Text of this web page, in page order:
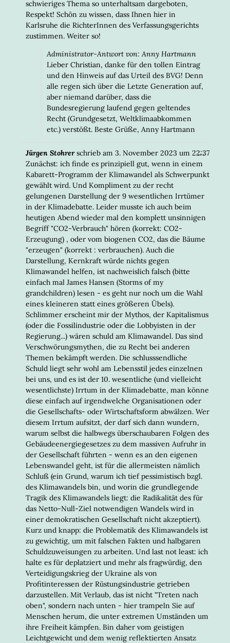
schwieriges Thema so unterhaltsam dargeboten,
Respekt! Schön zu wissen, dass Ihnen hier in
Karlsruhe die RichterInnen des Verfassungsgerichts
zustimmen. Weiter so!
Administrator-Antwort von: Anny Hartmann
Lieber Christian, danke für den tollen Eintrag
und den Hinweis auf das Urteil des BVG! Denn
alle regen sich über die Letzte Generation auf,
aber niemand darüber, dass die
Bundesregierung laufend gegen geltendes
Recht (Grundgesetzt, Weltklimaabkommen
etc.) verstößt. Beste Grüße, Anny Hartmann
Jürgen Stohrerschrieb am 3. November 2023 um 22:37
Zunächst: ich finde es prinzipiell gut, wenn in einem
Kabarett-Programm der Klimawandel als Schwerpunkt
gewählt wird. Und Kompliment zu der recht
gelungenen Darstellung der 9 wesentlichen Irrtümer
in der Klimadebatte. Leider musste ich auch beim
heutigen Abend wieder mal den komplett unsinnigen
Begriff "CO2-Verbrauch" hören (korrekt: CO2-
Erzeugung) , oder vom biogenen CO2, das die Bäume
"erzeugen" (korrekt : verbrauchen). Auch die
Darstellung, Kernkraft würde nichts gegen
Klimawandel helfen, ist nachweislich falsch (bitte
einfach mal James Hansen (Storms of my
grandchildren) lesen - es geht nur noch um die Wahl
eines kleineren statt eines größeren Übels).
Schlimmer erscheint mir der Mythos, der Kapitalismus
(oder die Fossilindustrie oder die Lobbyisten in der
Regierung...) wären schuld am Klimawandel. Das sind
Verschwörungsmythen, die zu Recht bei anderen
Themen bekämpft werden. Die schlusssendliche
Schuld liegt sehr wohl am Lebensstil jedes einzelnen
bei uns, und es ist der 10. wesentliche (und vielleicht
wesentlichste) Irrtum in der Klimadebatte, man könne
diese einfach auf irgendwelche Organisationen oder
die Gesellschafts- oder Wirtschaftsform abwälzen. Wer
diesem Irrtum aufsitzt, der darf sich dann wundern,
warum selbst die halbwegs überschaubaren Folgen des
Gebäudeenergiegesetzes zu dem massiven Aufruhr in
der Gesellschaft führten - wenn es an den eigenen
Lebenswandel geht, ist für die allermeisten nämlich
Schluß (ein Grund, warum ich tief pessimistisch bzgl.
des Klimawandels bin, und worin die grundlegende
Tragik des Klimawandels liegt: die Radikalität des für
das Netto-Null-Ziel notwendigen Wandels wird in
einer demokratischen Gesellschaft nicht akzeptiert).
Kurz und knapp: die Problematik des Klimawandels ist
zu gewichtig, um mit falschen Fakten und halbgaren
Schuldzuweisungen zu arbeiten. Und last not least: ich
halte es für deplatziert und mehr als fragwürdig, den
Verteidigungskrieg der Ukraine als von
Profitinteressen der Rüstungsindustrie getrieben
darzustellen. Mit Verlaub, das ist nicht "Treten nach
oben", sondern nach unten - hier trampeln Sie auf
Menschen herum, die unter extremen Umständen um
ihre Freiheit kämpfen. Bin daher vom geistigen
Leichtgewicht und dem wenig reflektierten Ansatz
...DIESE
EIN-/